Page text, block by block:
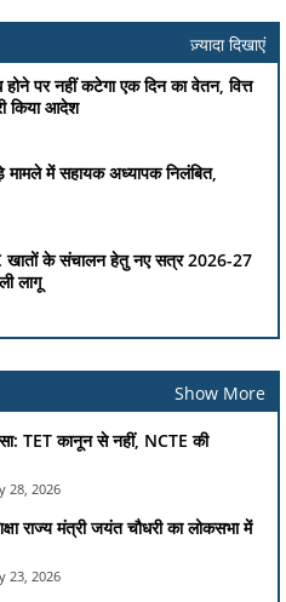
ज़्यादा दिखाएं
पर नहीं कटेगा एक दिन का वेतन, वित्त
किया आदेश
में सहायक अध्यापक निलंबित,
खातों के संचालन हेतु नए सत्र 2026-27
लागू
Show More
TET कानून से नहीं, NCTE की
28, 2026
राज्य मंत्री जयंत चौधरी का लोकसभा में
23, 2026